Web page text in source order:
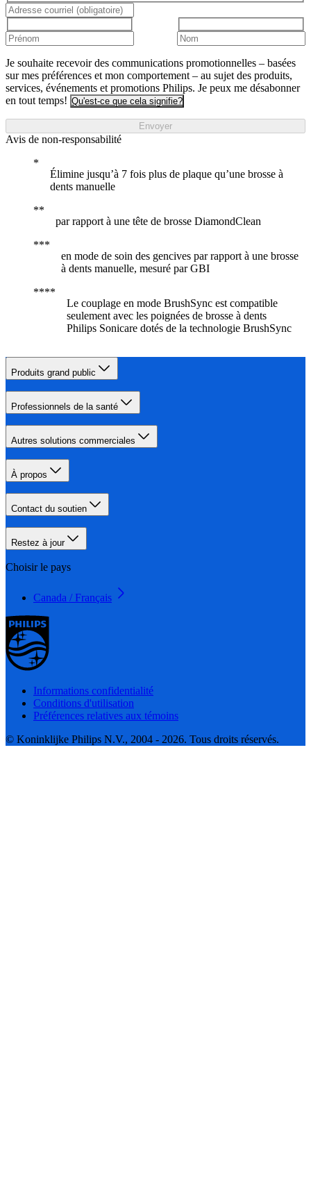
Je souhaite recevoir des communications promotionnelles – basées
sur mes préférences et mon comportement – au sujet des produits,
services, événements et promotions Philips. Je peux me désabonner
en tout temps! Qu'est-ce que cela signifie?
Envoyer
Avis de non-responsabilité
Élimine jusqu’à 7 fois plus de plaque qu’une brosse à
dents manuelle
par rapport à une tête de brosse DiamondClean
en mode de soin des gencives par rapport à une brosse
à dents manuelle, mesuré par GBI
Le couplage en mode BrushSync est compatible
seulement avec les poignées de brosse à dents
Philips Sonicare dotés de la technologie BrushSync
Produits grand public
Professionnels de la santé
Autres solutions commerciales
À propos
Contact du soutien
Restez à jour
Choisir le pays
Canada / Français
Informations confidentialité
Conditions d'utilisation
Préférences relatives aux témoins
© Koninklijke Philips N.V., 2004 - 2026. Tous droits réservés.